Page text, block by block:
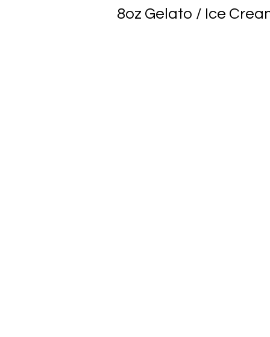
8oz Gelato / Ice